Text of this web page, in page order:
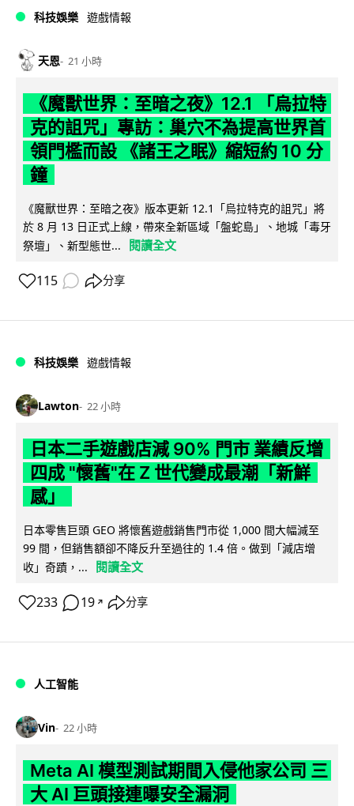
科技娛樂 遊戲情報
天恩 21 小時
《魔獸世界：至暗之夜》12.1 「烏拉特
克的詛咒」專訪：巢穴不為提高世界首
領門檻而設 《諸王之眠》縮短約 10 分
鐘
《魔獸世界：至暗之夜》版本更新 12.1「烏拉特克的詛咒」將
於 8 月 13 日正式上線，帶來全新區域「盤蛇島」、地城「毒牙
祭壇」、新型態世...
閱讀全文
115 分享
科技娛樂 遊戲情報
Lawton 22 小時
日本二手遊戲店減 90% 門市 業績反增
四成 "懷舊"在 Z 世代變成最潮「新鮮
感」
日本零售巨頭 GEO 將懷舊遊戲銷售門市從 1,000 間大幅減至
99 間，但銷售額卻不降反升至過往的 1.4 倍。做到「減店增
收」奇蹟，...
閱讀全文
233 19 ↗ 分享
人工智能
Vin 22 小時
Meta AI 模型測試期間入侵他家公司 三
大 AI 巨頭接連曝安全漏洞